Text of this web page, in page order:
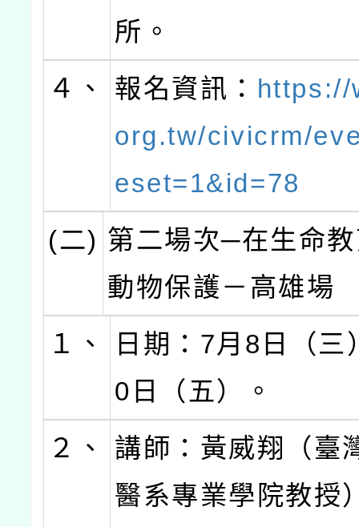
所。
４、
報名資訊： https://
org.tw/civicrm/
eset=1&id=78
(二) 第二場次─在生命
動物保護－高雄場
１、
日期：7月8日（三
0日（五）。
２、
講師：黃威翔（臺
醫系專業學院教授